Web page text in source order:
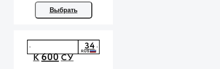
Выбрать
К600СУ
34